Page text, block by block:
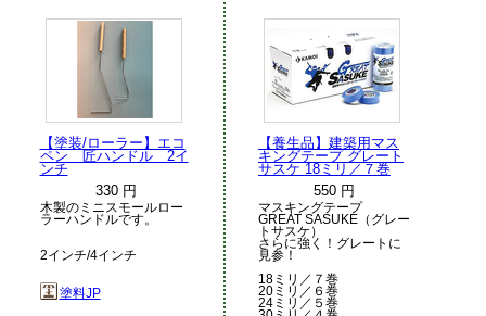
【塗装/ローラー】エコ
ペン 匠ハンドル 2イ
ンチ
330 円
木製のミニスモールロー
ラーハンドルです。
2インチ/4インチ
塗料JP
【養生品】建築用マス
キングテープ グレート
サスケ 18ミリ／７巻
550 円
マスキングテープ
GREAT SASUKE（グレー
トサスケ）
さらに強く！グレートに
見参！
18ミリ／７巻
20ミリ／６巻
24ミリ／５巻